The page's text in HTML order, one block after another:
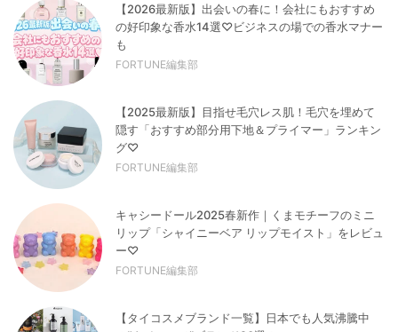
【2026最新版】出会いの春に！会社にもおすすめ
の好印象な香水14選♡ビジネスの場での香水マナー
も
FORTUNE編集部
【2025最新版】目指せ毛穴レス肌！毛穴を埋めて
隠す「おすすめ部分用下地＆プライマー」ランキン
グ♡
FORTUNE編集部
キャシードール2025春新作｜くまモチーフのミニ
リップ「シャイニーベア リップモイスト」をレビュ
ー♡
FORTUNE編集部
【タイコスメブランド一覧】日本でも人気沸騰中